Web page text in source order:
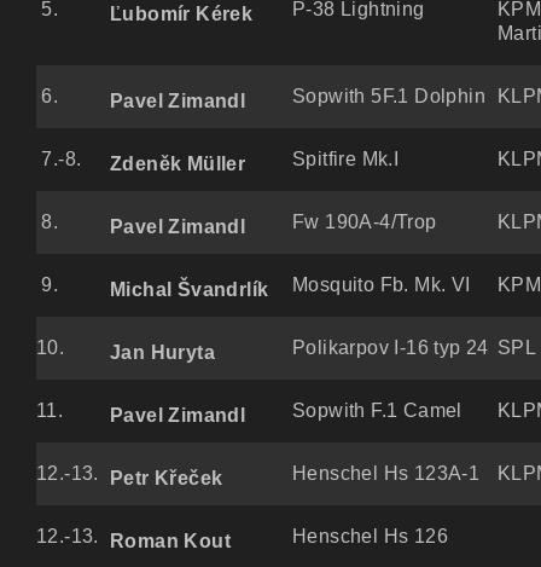
5. Ľubomír Kérek P-38 Lightning
6. Pavel Zimandl Sopwith 5F.1 Dolphin
7.-8. Zdeněk Müller Spitfire Mk.I
8. Pavel Zimandl Fw 190A-4/Trop
9. Michal Švandrlík Mosquito Fb. Mk. VI
10. Jan Huryta Polikarpov I-16 typ 24 SPL
11. Pavel Zimandl Sopwith F.1 Camel
12.-13. Petr Křeček Henschel Hs 123A-1
12.-13. Roman Kout Henschel Hs 126